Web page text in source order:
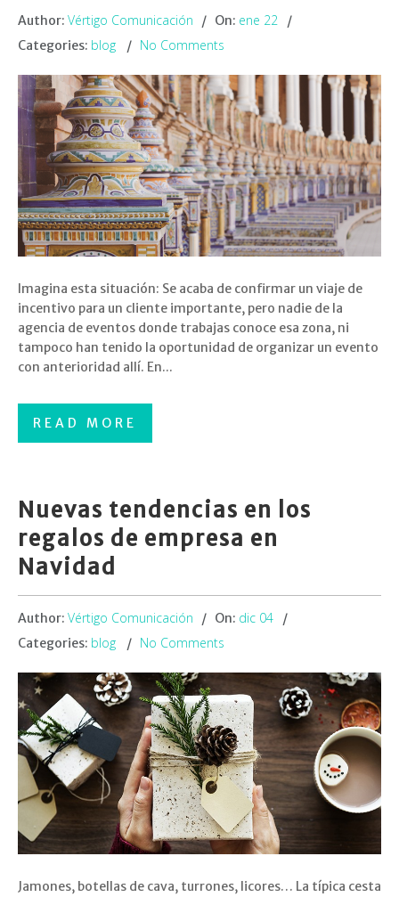
Author: Vértigo Comunicación On: ene 22
Categories: blog No Comments
Imagina esta situación: Se acaba de confirmar un viaje de
incentivo para un cliente importante, pero nadie de la
agencia de eventos donde trabajas conoce esa zona, ni
tampoco han tenido la oportunidad de organizar un evento
con anterioridad allí. En...
READ MORE
Nuevas tendencias en los
regalos de empresa en
Navidad
Author: Vértigo Comunicación On: dic 04
Categories: blog No Comments
Jamones, botellas de cava, turrones, licores… La típica cesta